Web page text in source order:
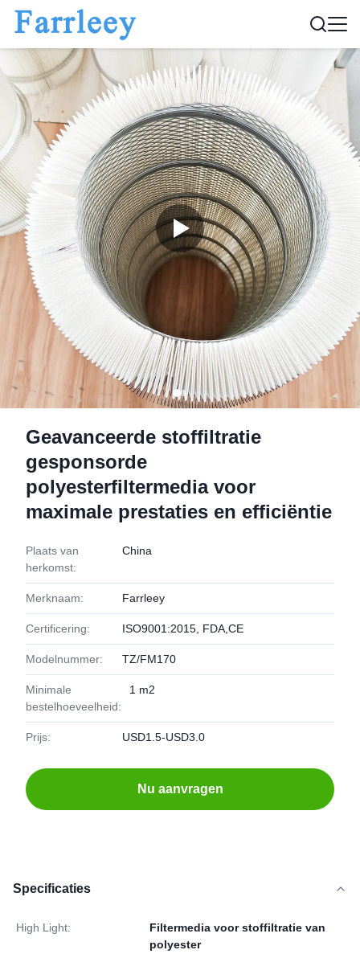
Geavanceerde stoffiltratie
gesponsorde
polyesterfiltermedia voor
maximale prestaties en efficiëntie
Plaats van
herkomst:
China
Merknaam: Farrleey
Certificering: ISO9001:2015, FDA,CE
Modelnummer: TZ/FM170
Minimale
bestelhoeveelheid:
1 m2
Prijs: USD1.5-USD3.0
Nu aanvragen
Specificaties
High Light:
Filtermedia voor stoffiltratie van
polyester